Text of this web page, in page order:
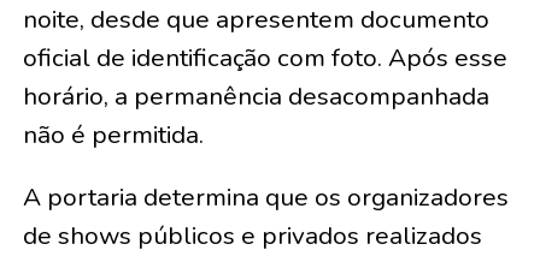
noite, desde que apresentem documento
oficial de identificação com foto. Após esse
horário, a permanência desacompanhada
não é permitida.
A portaria determina que os organizadores
de shows públicos e privados realizados